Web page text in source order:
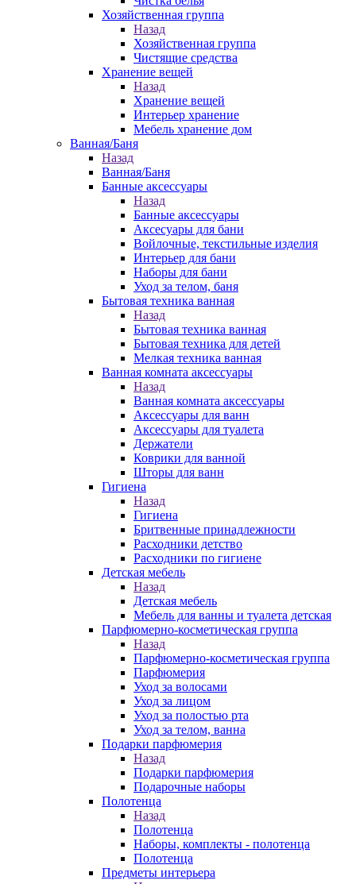
Хозяйственная группа
Назад
Хозяйственная группа
Чистящие средства
Хранение вещей
Назад
Хранение вещей
Интерьер хранение
Мебель хранение дом
Ванная/Баня
Назад
Ванная/Баня
Банные аксессуары
Назад
Банные аксессуары
Аксесуары для бани
Войлочные, текстильные изделия
Интерьер для бани
Наборы для бани
Уход за телом, баня
Бытовая техника ванная
Назад
Бытовая техника ванная
Бытовая техника для детей
Мелкая техника ванная
Ванная комната аксессуары
Назад
Ванная комната аксессуары
Аксессуары для ванн
Аксессуары для туалета
Держатели
Коврики для ванной
Шторы для ванн
Гигиена
Назад
Гигиена
Бритвенные принадлежности
Расходники детство
Расходники по гигиене
Детская мебель
Назад
Детская мебель
Мебель для ванны и туалета детская
Парфюмерно-косметическая группа
Назад
Парфюмерно-косметическая группа
Парфюмерия
Уход за волосами
Уход за лицом
Уход за полостью рта
Уход за телом, ванна
Подарки парфюмерия
Назад
Подарки парфюмерия
Подарочные наборы
Полотенца
Назад
Полотенца
Наборы, комплекты - полотенца
Полотенца
Предметы интерьера